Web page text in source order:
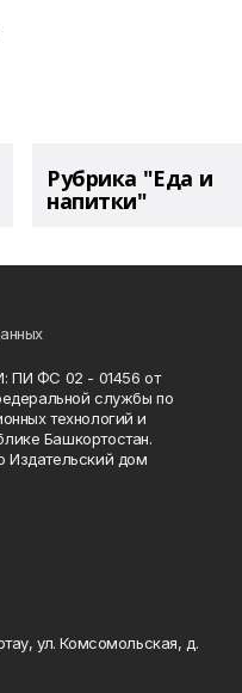
Рубрика "Еда и
напитки"
ПИ ФС 02 - 01456 от
службы по
технологий и
Башкортостан.
Издательский дом
ул. Комсомольская, д.